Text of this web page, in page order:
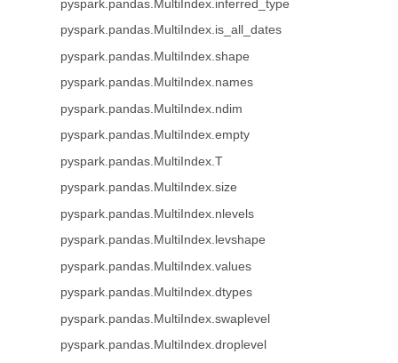
pyspark.pandas.MultiIndex.inferred_type
pyspark.pandas.MultiIndex.is_all_dates
pyspark.pandas.MultiIndex.shape
pyspark.pandas.MultiIndex.names
pyspark.pandas.MultiIndex.ndim
pyspark.pandas.MultiIndex.empty
pyspark.pandas.MultiIndex.T
pyspark.pandas.MultiIndex.size
pyspark.pandas.MultiIndex.nlevels
pyspark.pandas.MultiIndex.levshape
pyspark.pandas.MultiIndex.values
pyspark.pandas.MultiIndex.dtypes
pyspark.pandas.MultiIndex.swaplevel
pyspark.pandas.MultiIndex.droplevel